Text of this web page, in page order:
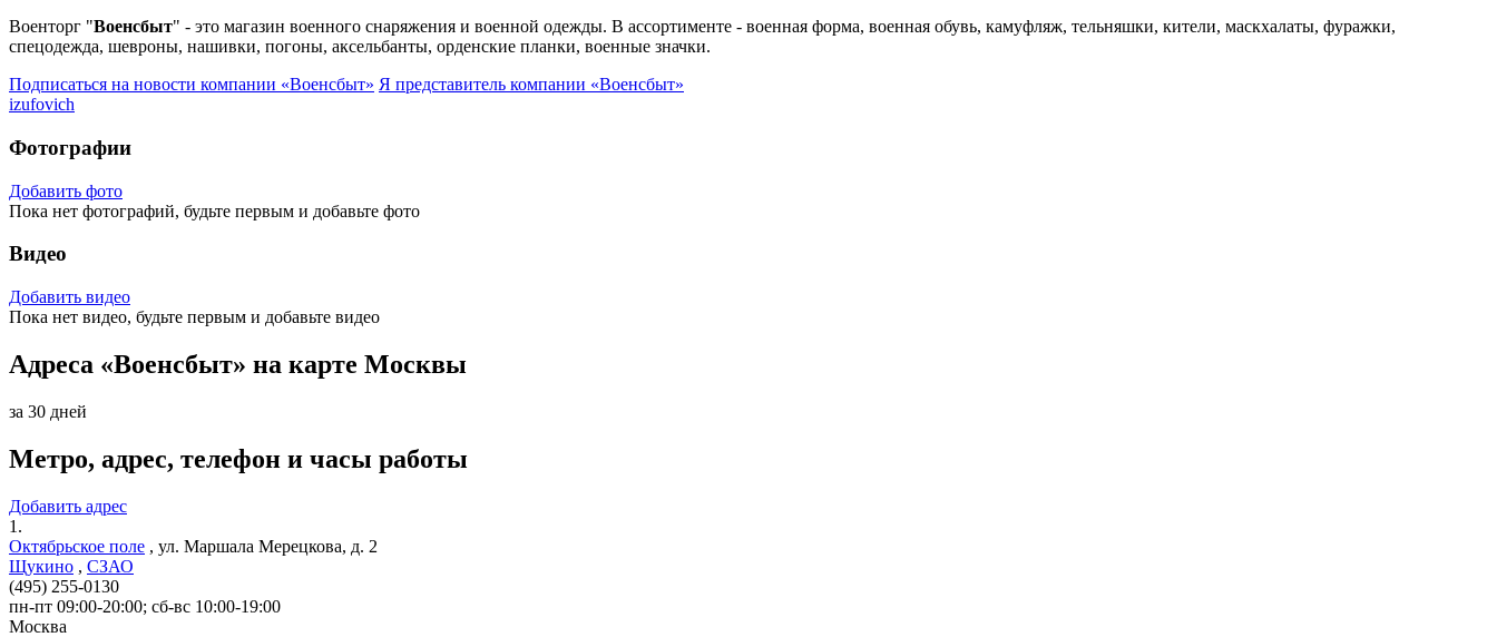
Военторг "Военсбыт" - это магазин военного снаряжения и военной одежды. В ассортименте - военная форма, военная обувь, камуфляж, тельняшки, кители, маскхалаты, фуражки,
спецодежда, шевроны, нашивки, погоны, аксельбанты, орденские планки, военные значки.
Подписаться на новости компании «Военсбыт» Я представитель компании «Военсбыт»
izufovich
Фотографии
Добавить фото
Пока нет фотографий, будьте первым и добавьте фото
Видео
Добавить видео
Пока нет видео, будьте первым и добавьте видео
Адреса «Военсбыт» на карте Москвы
за 30 дней
Метро, адрес, телефон и часы работы
Добавить адрес
1.
Октябрьское поле , ул. Маршала Мерецкова, д. 2
Щукино , СЗАО
(495) 255-0130
пн-пт 09:00-20:00; сб-вс 10:00-19:00
Москва